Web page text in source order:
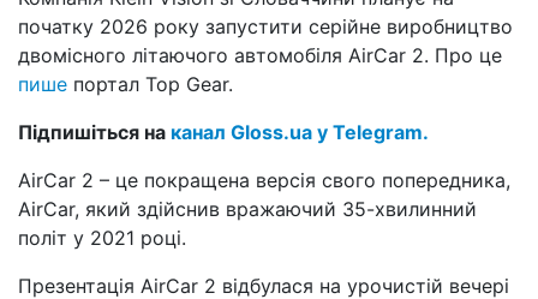
початку 2026 року запустити серійне виробництво
двомісного літаючого автомобіля AirCar 2. Про це
пише портал Top Gear.
Підпишіться на канал Gloss.ua у Telegram.
AirCar 2 – це покращена версія свого попередника,
AirCar, який здійснив вражаючий 35-хвилинний
політ у 2021 році.
Презентація AirCar 2 відбулася на урочистій вечері